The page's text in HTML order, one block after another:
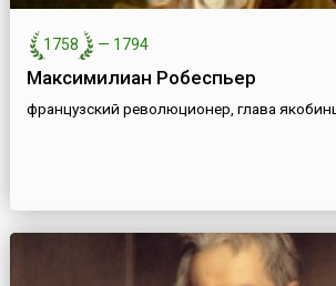
1758 — 1794
Максимилиан Робеспьер
французский революционер, глава